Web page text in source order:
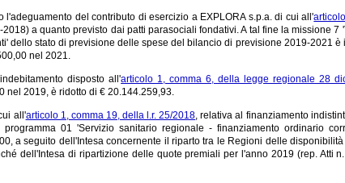
l'adeguamento del contributo di esercizio a EXPLORA s.p.a. di cui all'
a quanto previsto dai patti parasociali fondativi. A tal fine la missione
dello stato di previsione delle spese del bilancio di previsione 2019-2021
nel 2021.
disposto all'articolo 1, comma 6, della legge regionale 28
nel 2019, è ridotto di € 20.144.259,93.
all'articolo 1, comma 19, della l.r. 25/2018, relativa al finanziamento
programma 01 'Servizio sanitario regionale - finanziamento ordinario
a seguito dell'Intesa concernente il riparto tra le Regioni delle
dell'Intesa di ripartizione delle quote premiali per l'anno 2019 (rep. Atti